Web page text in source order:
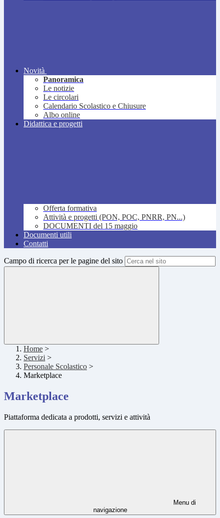
Novità
Panoramica
Le notizie
Le circolari
Calendario Scolastico e Chiusure
Albo online
Didattica e progetti
Offerta formativa
Attività e progetti (PON, POC, PNRR, PN...)
DOCUMENTI del 15 maggio
Documenti utili
Contatti
Campo di ricerca per le pagine del sito
Home >
Servizi >
Personale Scolastico >
Marketplace
Marketplace
Piattaforma dedicata a prodotti, servizi e attività
Menu di
navigazione